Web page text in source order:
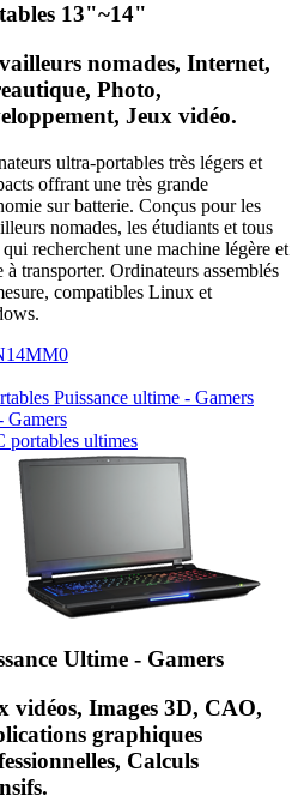
13"~14"
nomades, Internet,
Photo,
Jeux vidéo.
ultra-portables très légers et
offrant une très grande
sur batterie. Conçus pour les
nomades, les étudiants et tous
recherchent une machine légère et
à transporter. Ordinateurs assemblés
compatibles Linux et
Gamers
portables ultimes
Ultime - Gamers
vidéos, Images 3D, CAO,
graphiques
Calculs